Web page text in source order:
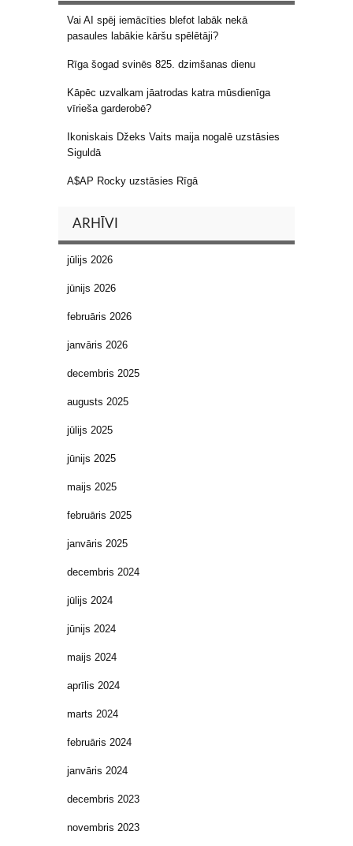
Vai AI spēj iemācīties blefot labāk nekā
pasaules labākie kāršu spēlētāji?
Rīga šogad svinēs 825. dzimšanas dienu
Kāpēc uzvalkam jāatrodas katra mūsdienīga
vīrieša garderobē?
Ikoniskais Džeks Vaits maija nogalē uzstāsies
Siguldā
A$AP Rocky uzstāsies Rīgā
ARHĪVI
jūlijs 2026
jūnijs 2026
februāris 2026
janvāris 2026
decembris 2025
augusts 2025
jūlijs 2025
jūnijs 2025
maijs 2025
februāris 2025
janvāris 2025
decembris 2024
jūlijs 2024
jūnijs 2024
maijs 2024
aprīlis 2024
marts 2024
februāris 2024
janvāris 2024
decembris 2023
novembris 2023